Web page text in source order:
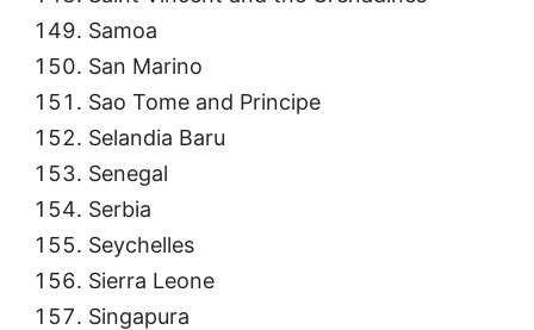
Samoa
San Marino
Sao Tome and Principe
Selandia Baru
Senegal
Serbia
Seychelles
Sierra Leone
Singapura